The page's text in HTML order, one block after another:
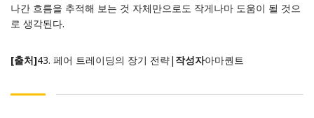
나간 흐름을 추적해 보는 것 자체만으로도 작게나마 도움이 될 것으
로 생각된다.
[출처]43. 페어 트레이딩의 장기 전략| 작성자아마퀀트